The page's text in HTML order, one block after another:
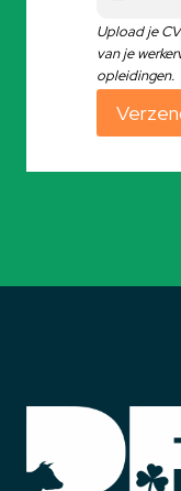
Upload je
van je
opleidingen.